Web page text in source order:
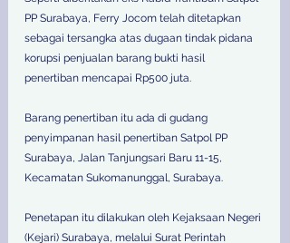
PP Surabaya, Ferry Jocom telah ditetapkan
sebagai tersangka atas dugaan tindak pidana
korupsi penjualan barang bukti hasil
penertiban mencapai Rp500 juta.
Barang penertiban itu ada di gudang
penyimpanan hasil penertiban Satpol PP
Surabaya, Jalan Tanjungsari Baru 11-15,
Kecamatan Sukomanunggal, Surabaya.
Penetapan itu dilakukan oleh Kejaksaan Negeri
(Kejari) Surabaya, melalui Surat Perintah